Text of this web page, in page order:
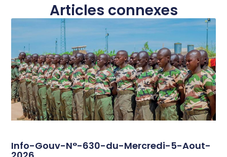
Articles connexes
Info-Gouv-N°-630-du-Mercredi-5-Aout-